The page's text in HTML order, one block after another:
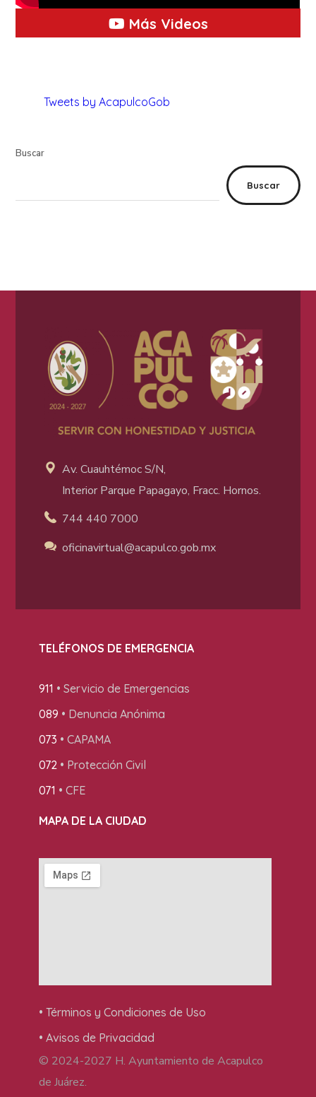
Más Videos
Tweets by AcapulcoGob
Buscar
Buscar
Av. Cuauhtémoc S/N,
Interior Parque Papagayo, Fracc. Hornos.
744 440 7000
oficinavirtual@acapulco.gob.mx
TELÉFONOS DE EMERGENCIA
911 • Servicio de Emergencias
089 • Denuncia Anónima
073 • CAPAMA
072• Protección Civil
071 • CFE
MAPA DE LA CIUDAD
• Términos y Condiciones de Uso
• Avisos de Privacidad
© 2024-2027 H. Ayuntamiento de Acapulco
de Juárez.